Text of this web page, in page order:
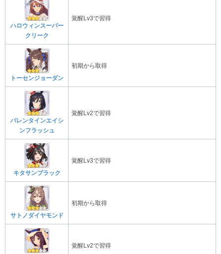
ハロウィンスーパー
クリーク
覚醒Lv3で習得
トーセンジョーダン
初期から取得
バレンタインエイシ
ンフラッシュ
覚醒Lv2で習得
キタサンブラック
覚醒Lv3で習得
サトノダイヤモンド
初期から取得
覚醒Lv2で習得